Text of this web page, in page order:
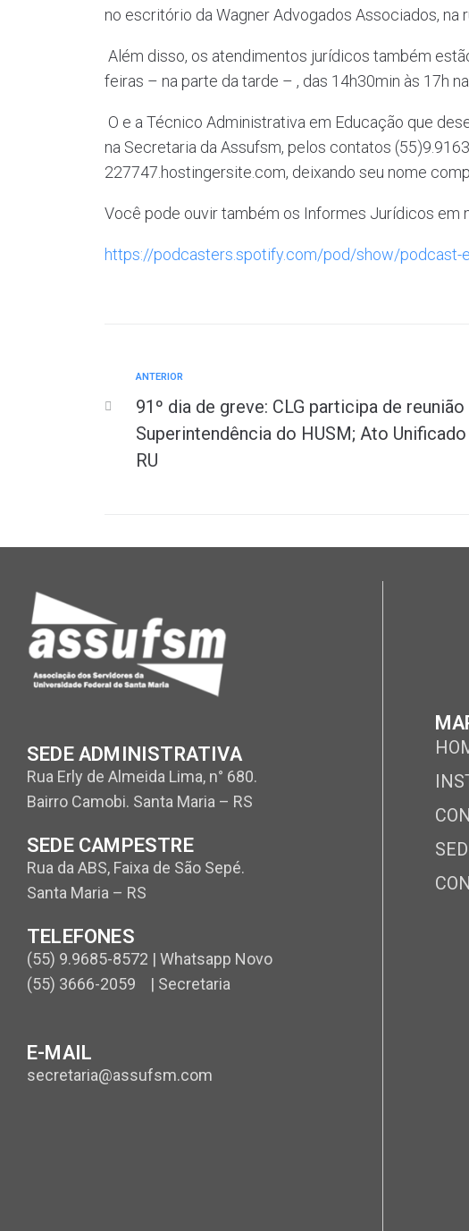
no escritório da Wagner Advogados Associados, na
Além disso, os atendimentos jurídicos também
feiras – na parte da tarde – , das 14h30min às 17h
O e a Técnico Administrativa em Educação que
na Secretaria da Assufsm, pelos contatos
227747.hostingersite.com, deixando seu nome
Você pode ouvir também os Informes Jurídicos em
https://podcasters.spotify.com/pod/show/podcast-
ANTERIOR
91º dia de greve: CLG participa de
Superintendência do HUSM; Ato
RU
SEDE ADMINISTRATIVA
Rua Erly de Almeida Lima, n° 680.
Bairro Camobi. Santa Maria – RS
SEDE CAMPESTRE
Rua da ABS, Faixa de São Sepé.
Santa Maria – RS
TELEFONES
(55) 9.9685-8572 | Whatsapp Novo
(55) 3666-2059 | Secretaria
E-MAIL
secretaria@assufsm.com